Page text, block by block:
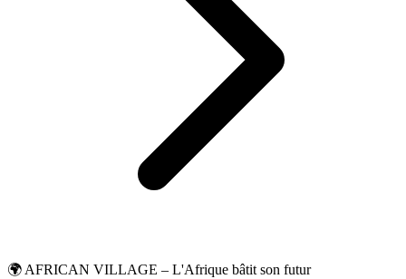
🌍 AFRICAN VILLAGE – L'Afrique bâtit son futur